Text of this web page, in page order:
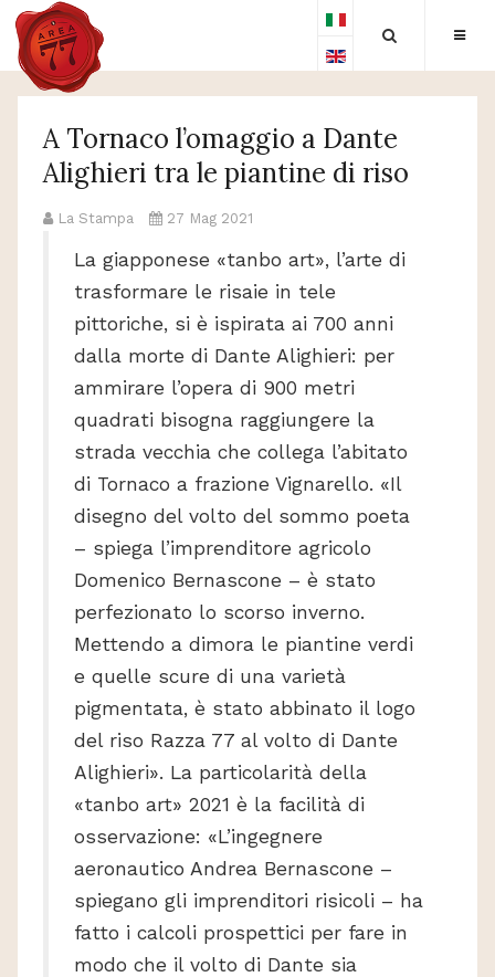
A Tornaco l’omaggio a Dante
Alighieri tra le piantine di riso
La Stampa 27 Mag 2021
La giapponese «tanbo art», l’arte di
trasformare le risaie in tele
pittoriche, si è ispirata ai 700 anni
dalla morte di Dante Alighieri: per
ammirare l’opera di 900 metri
quadrati bisogna raggiungere la
strada vecchia che collega l’abitato
di Tornaco a frazione Vignarello. «Il
disegno del volto del sommo poeta
– spiega l’imprenditore agricolo
Domenico Bernascone – è stato
perfezionato lo scorso inverno.
Mettendo a dimora le piantine verdi
e quelle scure di una varietà
pigmentata, è stato abbinato il logo
del riso Razza 77 al volto di Dante
Alighieri». La particolarità della
«tanbo art» 2021 è la facilità di
osservazione: «L’ingegnere
aeronautico Andrea Bernascone –
spiegano gli imprenditori risicoli – ha
fatto i calcoli prospettici per fare in
modo che il volto di Dante sia